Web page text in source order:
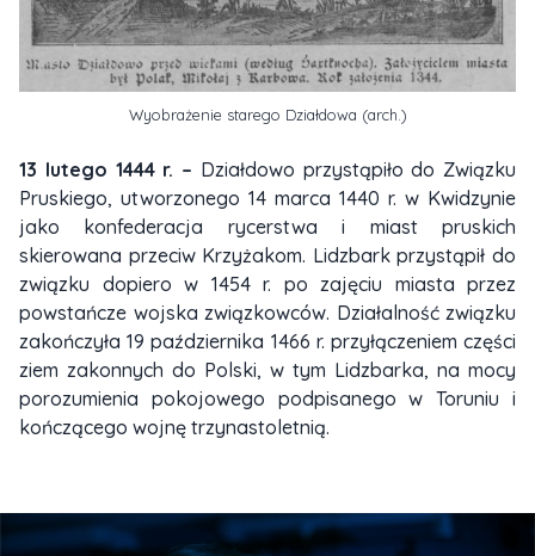
Wyobrażenie starego Działdowa (arch.)
13 lutego 1444 r. – Działdowo przystąpiło do Związku
Pruskiego, utworzonego 14 marca 1440 r. w Kwidzynie
jako konfederacja rycerstwa i miast pruskich
skierowana przeciw Krzyżakom. Lidzbark przystąpił do
związku dopiero w 1454 r. po zajęciu miasta przez
powstańcze wojska związkowców. Działalność związku
zakończyła 19 października 1466 r. przyłączeniem części
ziem zakonnych do Polski, w tym Lidzbarka, na mocy
porozumienia pokojowego podpisanego w Toruniu i
kończącego wojnę trzynastoletnią.